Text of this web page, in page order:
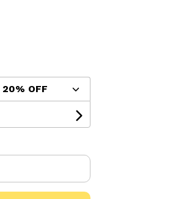
20% OFF